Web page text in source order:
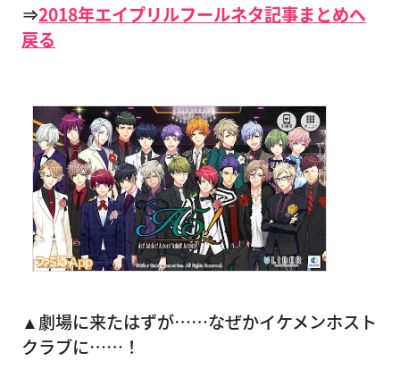
⇒2018年エイプリルフールネタ記事まとめへ
戻る
▲劇場に来たはずが……なぜかイケメンホスト
クラブに……！